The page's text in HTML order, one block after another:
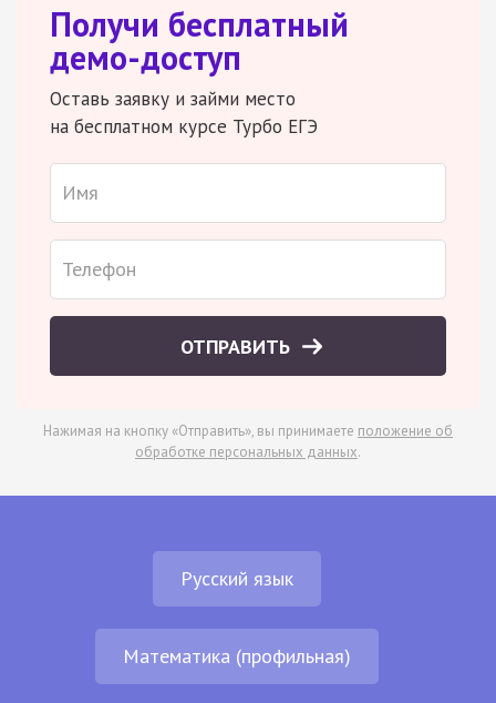
Получи бесплатный
демо-доступ
Оставь заявку и займи место
на бесплатном курсе Турбо ЕГЭ
ОТПРАВИТЬ
Нажимая на кнопку «Отправить», вы принимаете положение об
обработке персональных данных.
Русский язык
Математика (профильная)